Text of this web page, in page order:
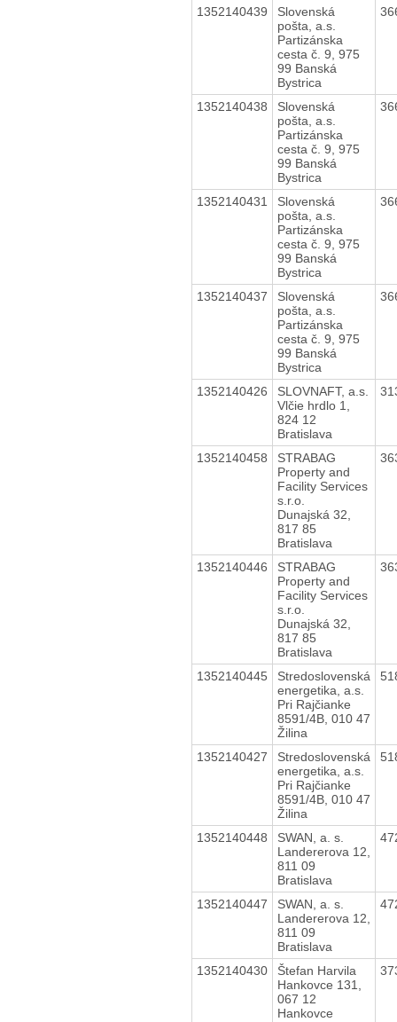
1352140439
Slovenská
pošta, a.s.
Partizánska
cesta č. 9, 975
99 Banská
Bystrica
1352140438
Slovenská
pošta, a.s.
Partizánska
cesta č. 9, 975
99 Banská
Bystrica
1352140431
Slovenská
pošta, a.s.
Partizánska
cesta č. 9, 975
99 Banská
Bystrica
1352140437
Slovenská
pošta, a.s.
Partizánska
cesta č. 9, 975
99 Banská
Bystrica
1352140426
SLOVNAFT, a.s.
Vlčie hrdlo 1,
824 12
Bratislava
1352140458
STRABAG
Property and
Facility Services
s.r.o.
Dunajská 32,
817 85
Bratislava
1352140446
STRABAG
Property and
Facility Services
s.r.o.
Dunajská 32,
817 85
Bratislava
1352140445
Stredoslovenská
energetika, a.s.
Pri Rajčianke
8591/4B, 010 47
Žilina
1352140427
Stredoslovenská
energetika, a.s.
Pri Rajčianke
8591/4B, 010 47
Žilina
1352140448
SWAN, a. s.
Landererova 12,
811 09
Bratislava
1352140447
SWAN, a. s.
Landererova 12,
811 09
Bratislava
1352140430
Štefan Harvila
Hankovce 131,
067 12
Hankovce